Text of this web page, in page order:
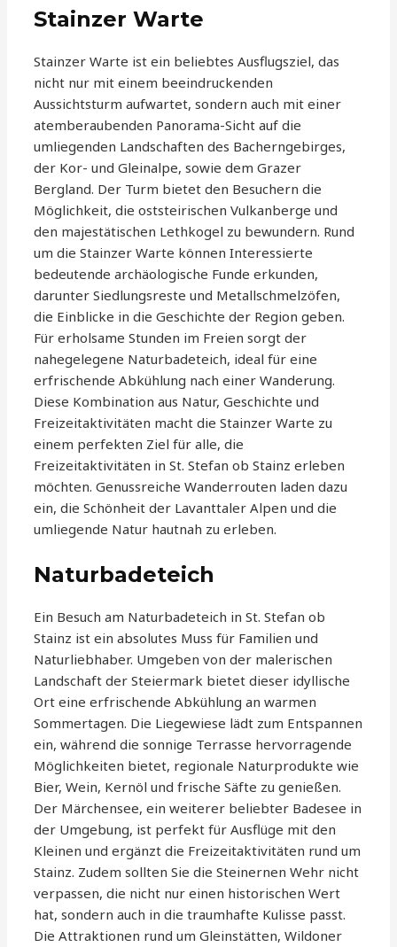
Stainzer Warte
Stainzer Warte ist ein beliebtes Ausflugsziel, das
nicht nur mit einem beeindruckenden
Aussichtsturm aufwartet, sondern auch mit einer
atemberaubenden Panorama-Sicht auf die
umliegenden Landschaften des Bacherngebirges,
der Kor- und Gleinalpe, sowie dem Grazer
Bergland. Der Turm bietet den Besuchern die
Möglichkeit, die oststeirischen Vulkanberge und
den majestätischen Lethkogel zu bewundern. Rund
um die Stainzer Warte können Interessierte
bedeutende archäologische Funde erkunden,
darunter Siedlungsreste und Metallschmelzöfen,
die Einblicke in die Geschichte der Region geben.
Für erholsame Stunden im Freien sorgt der
nahegelegene Naturbadeteich, ideal für eine
erfrischende Abkühlung nach einer Wanderung.
Diese Kombination aus Natur, Geschichte und
Freizeitaktivitäten macht die Stainzer Warte zu
einem perfekten Ziel für alle, die
Freizeitaktivitäten in St. Stefan ob Stainz erleben
möchten. Genussreiche Wanderrouten laden dazu
ein, die Schönheit der Lavanttaler Alpen und die
umliegende Natur hautnah zu erleben.
Naturbadeteich
Ein Besuch am Naturbadeteich in St. Stefan ob
Stainz ist ein absolutes Muss für Familien und
Naturliebhaber. Umgeben von der malerischen
Landschaft der Steiermark bietet dieser idyllische
Ort eine erfrischende Abkühlung an warmen
Sommertagen. Die Liegewiese lädt zum Entspannen
ein, während die sonnige Terrasse hervorragende
Möglichkeiten bietet, regionale Naturprodukte wie
Bier, Wein, Kernöl und frische Säfte zu genießen.
Der Märchensee, ein weiterer beliebter Badesee in
der Umgebung, ist perfekt für Ausflüge mit den
Kleinen und ergänzt die Freizeitaktivitäten rund um
Stainz. Zudem sollten Sie die Steinernen Wehr nicht
verpassen, die nicht nur einen historischen Wert
hat, sondern auch in die traumhafte Kulisse passt.
Die Attraktionen rund um Gleinstätten, Wildoner